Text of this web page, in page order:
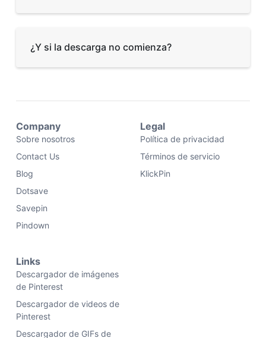
¿Y si la descarga no comienza?
Company
Sobre nosotros
Contact Us
Blog
Dotsave
Savepin
Pindown
Legal
Política de privacidad
Términos de servicio
KlickPin
Links
Descargador de imágenes
de Pinterest
Descargador de videos de
Pinterest
Descargador de GIFs de